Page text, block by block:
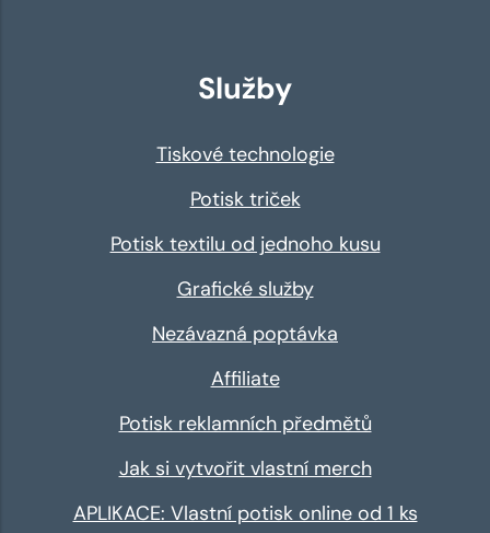
Služby
Tiskové technologie
Potisk triček
Potisk textilu od jednoho kusu
Grafické služby
Nezávazná poptávka
Affiliate
Potisk reklamních předmětů
Jak si vytvořit vlastní merch
APLIKACE: Vlastní potisk online od 1 ks